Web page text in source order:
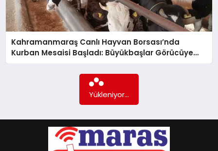
GÖKSUN
TÜRKOĞLU
Kahramanmaraş Canlı Hayvan Borsası’nda
Kurban Mesaisi Başladı: Büyükbaşlar Görücüye
Çıktı!
Yükleniyor...